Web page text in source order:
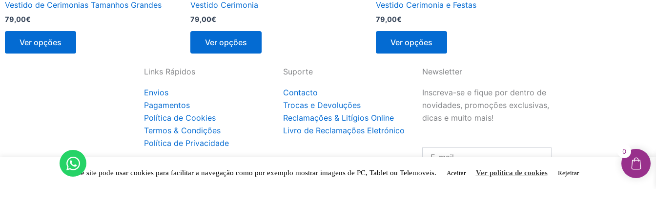
Vestido de Cerimonias Tamanhos Grandes
79,00€
Ver opções
Vestido Cerimonia
79,00€
Ver opções
Vestido Cerimonia e Festas
79,00€
Ver opções
Links Rápidos
Envios
Pagamentos
Política de Cookies
Termos & Condições
Política de Privacidade
Suporte
Contacto
Trocas e Devoluções
Reclamações & Litígios Online
Livro de Reclamações Eletrónico
Newsletter
Inscreva-se e fique por dentro de
novidades, promoções exclusivas,
dicas e muito mais!
Aceito receber novidades e
Este site pode usar cookies para facilitar a navegação como por exemplo mostrar imagens de PC, Tablet ou Telemoveis. Aceitar Ver politica de cookies Rejeitar
0